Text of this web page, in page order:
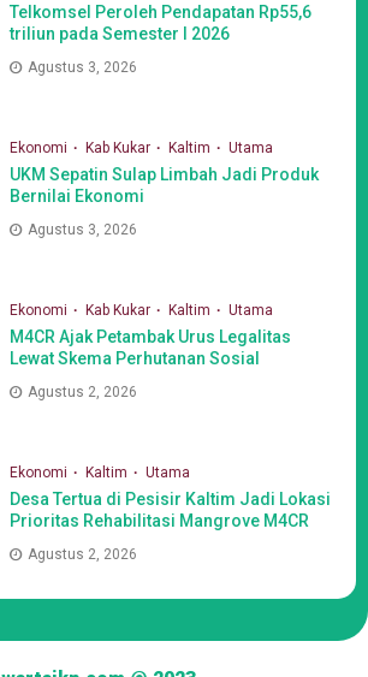
Telkomsel Peroleh Pendapatan Rp55,6
triliun pada Semester I 2026
Agustus 3, 2026
Ekonomi Kab Kukar Kaltim Utama
UKM Sepatin Sulap Limbah Jadi Produk
Bernilai Ekonomi
Agustus 3, 2026
Ekonomi Kab Kukar Kaltim Utama
M4CR Ajak Petambak Urus Legalitas
Lewat Skema Perhutanan Sosial
Agustus 2, 2026
Ekonomi Kaltim Utama
Desa Tertua di Pesisir Kaltim Jadi Lokasi
Prioritas Rehabilitasi Mangrove M4CR
Agustus 2, 2026